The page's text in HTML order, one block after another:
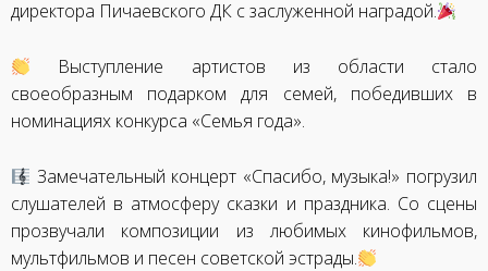
директора Пичаевского ДК с заслуженной наградой.
Выступление артистов из области стало
своеобразным подарком для семей, победивших в
номинациях конкурса «Семья года».
Замечательный концерт «Спасибо, музыка!» погрузил
слушателей в атмосферу сказки и праздника. Со сцены
прозвучали композиции из любимых кинофильмов,
мультфильмов и песен советской эстрады.